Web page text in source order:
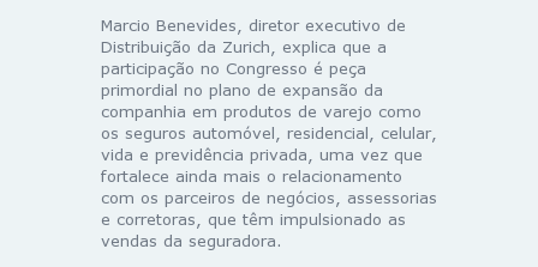
Marcio Benevides, diretor executivo de
Distribuição da Zurich, explica que a
participação no Congresso é peça
primordial no plano de expansão da
companhia em produtos de varejo como
os seguros automóvel, residencial, celular,
vida e previdência privada, uma vez que
fortalece ainda mais o relacionamento
com os parceiros de negócios, assessorias
e corretoras, que têm impulsionado as
vendas da seguradora.